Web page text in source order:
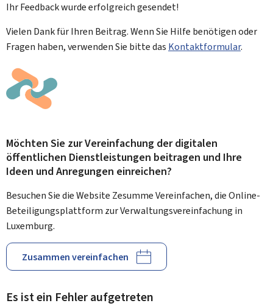
Ihr Feedback wurdeerfolgreichgesendet!
Vielen Dank für Ihren Beitrag. Wenn Sie Hilfe benötigen oder
Fragen haben, verwenden Sie bitte das Kontaktformular.
Möchten Sie zur Vereinfachung der digitalen
öffentlichen Dienstleistungen beitragen und Ihre
Ideen und Anregungen einreichen?
Besuchen Sie die Website Zesumme Vereinfachen, die Online-
Beteiligungsplattform zur Verwaltungsvereinfachung in
Luxemburg.
Zusammen vereinfachen
Es ist ein Fehler aufgetreten